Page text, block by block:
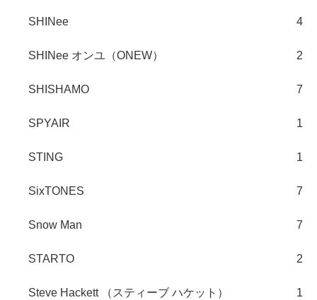
SHINee 4
SHINee オンユ（ONEW） 2
SHISHAMO 7
SPYAIR 1
STING 1
SixTONES 7
Snow Man 7
STARTO 2
Steve Hackett （スティーブ ハケット） 1